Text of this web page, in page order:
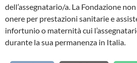
dell’assegnatario/a. La Fondazione
onere per prestazioni sanitarie e
infortunio o maternità cui
durante la sua permanenza in Italia.